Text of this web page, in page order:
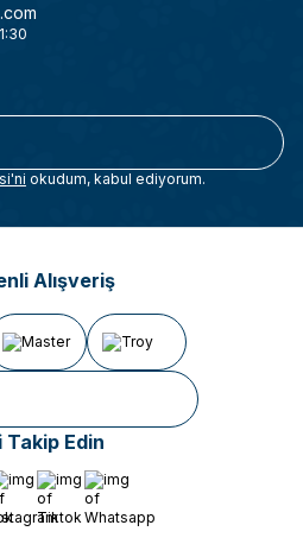
okudum, kabul ediyorum.
Alışveriş
Takip Edin
İnstagram
Tiktok Whatsapp